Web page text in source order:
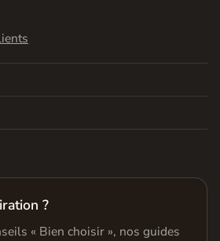
?
« Bien choisir », nos guides